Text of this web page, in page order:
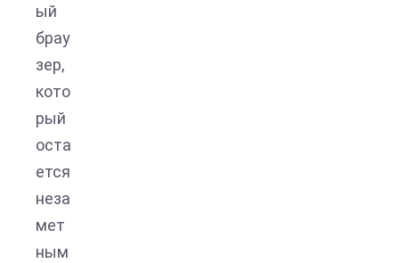
ый
брау
зер,
кото
рый
оста
ется
неза
мет
ным